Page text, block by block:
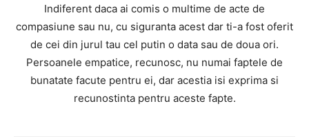
Indiferent daca ai comis o multime de acte de
compasiune sau nu, cu siguranta acest dar ti-a fost oferit
de cei din jurul tau cel putin o data sau de doua ori.
Persoanele empatice, recunosc, nu numai faptele de
bunatate facute pentru ei, dar acestia isi exprima si
recunostinta pentru aceste fapte.